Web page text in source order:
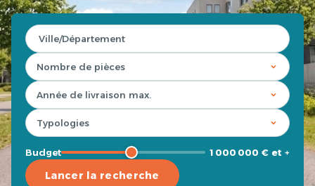
Budget 1 000 000 € et +
Lancer la recherche